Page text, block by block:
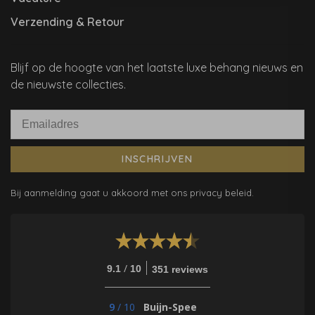
Verzending & Retour
Blijf op de hoogte van het laatste luxe behang nieuws en
de nieuwste collecties.
INSCHRIJVEN
Bij aanmelding gaat u akkoord met ons privacy beleid.
9.1 / 10 351 reviews
9 / 10 Buijn-Spee